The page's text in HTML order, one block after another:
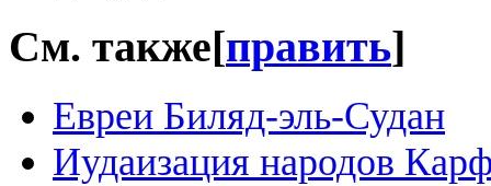
См. также[править]
Евреи Биляд-эль-Судан
Иудаизация народов